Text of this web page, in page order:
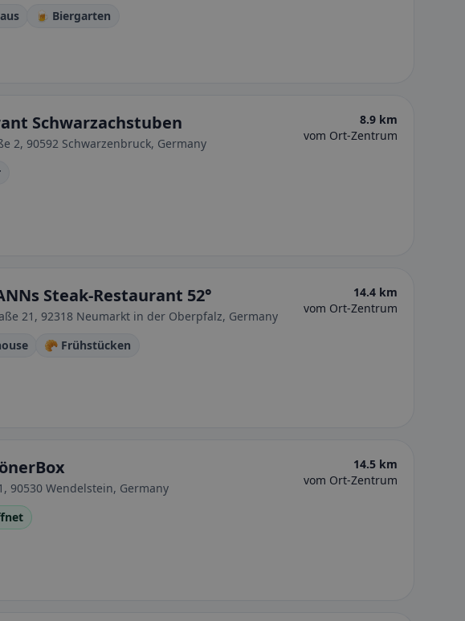
🍺 Biergarten
Schwarzachstuben
2, 90592 Schwarzenbruck, Germany
8.9 km
vom Ort-Zentrum
Steak-Restaurant 52°
21, 92318 Neumarkt in der Oberpfalz, Germany
14.4 km
vom Ort-Zentrum
🥐 Frühstücken
90530 Wendelstein, Germany
14.5 km
vom Ort-Zentrum